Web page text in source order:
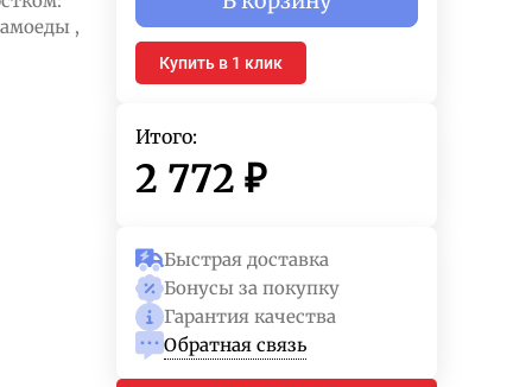
,
Купить в 1 клик
Итого:
2 772 ₽
Быстрая доставка
Бонусы за покупку
Гарантия качества
Обратная связь